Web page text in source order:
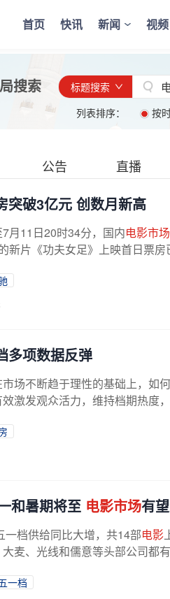
首页 快讯 新闻 视频
搜索 标题搜索
列表排序： 按
公告 直播
突破3亿元 创数月新高
月11日20时34分，国内电影市场
新片《功夫女足》上映首日票
多项数据反弹
场不断趋于理性的基础上，如
效激发观众活力，维持档期热度
和暑期将至 电影市场有
档供给同比大增，共14部电影
麦、光线和儒意等头部公司都
一档